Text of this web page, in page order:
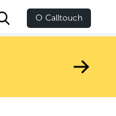
О Calltouch